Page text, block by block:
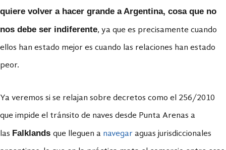
quiere volver a hacer grande a Argentina, cosa que no
nos debe ser indiferente, ya que es precisamente cuando
ellos han estado mejor es cuando las relaciones han estado
peor.
Ya veremos si se relajan sobre decretos como el 256/2010
que impide el tránsito de naves desde Punta Arenas a
las Falklands que lleguen a navegar aguas jurisdiccionales